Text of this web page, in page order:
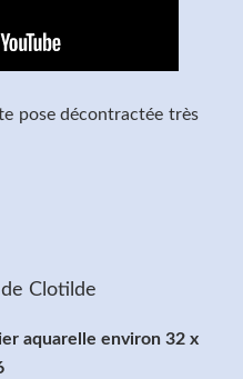
pose décontractée très
aquarelle environ 32 x